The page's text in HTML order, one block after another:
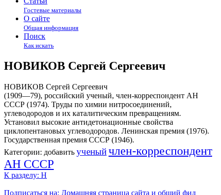
Гостевые материалы
О сайте
Общая информация
Поиск
Как искать
НОВИКОВ Сергей Сергеевич
НОВИКОВ Сергей Сергеевич
(1909—79), российский ученый, член-корреспондент АН
СССР (1974). Труды по химии нитросоединений,
углеводородов и их каталитическим превращениям.
Установил высокие антидетонационные свойства
циклопентановых углеводородов. Ленинская премия (1976).
Государственная премия СССР (1946).
Категории: добавить ученыйчлен-корреспондент
АН СССР
К разделу: Н
Подписаться на: Домашняя страница сайта и общий фид